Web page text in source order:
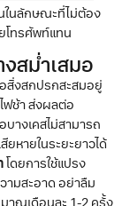
ในลักษณะที่ไม่ต้อง
โทรศัพท์แทน
สม่ำเสมอ
สิ่งสกปรกสะสมอยู่
ฟช้า ส่งผลต่อ
างเคสไม่สามารถ
ยหายในระยะยาวได้
โดยการใช้แปรง
ามสะอาด อย่าลืม